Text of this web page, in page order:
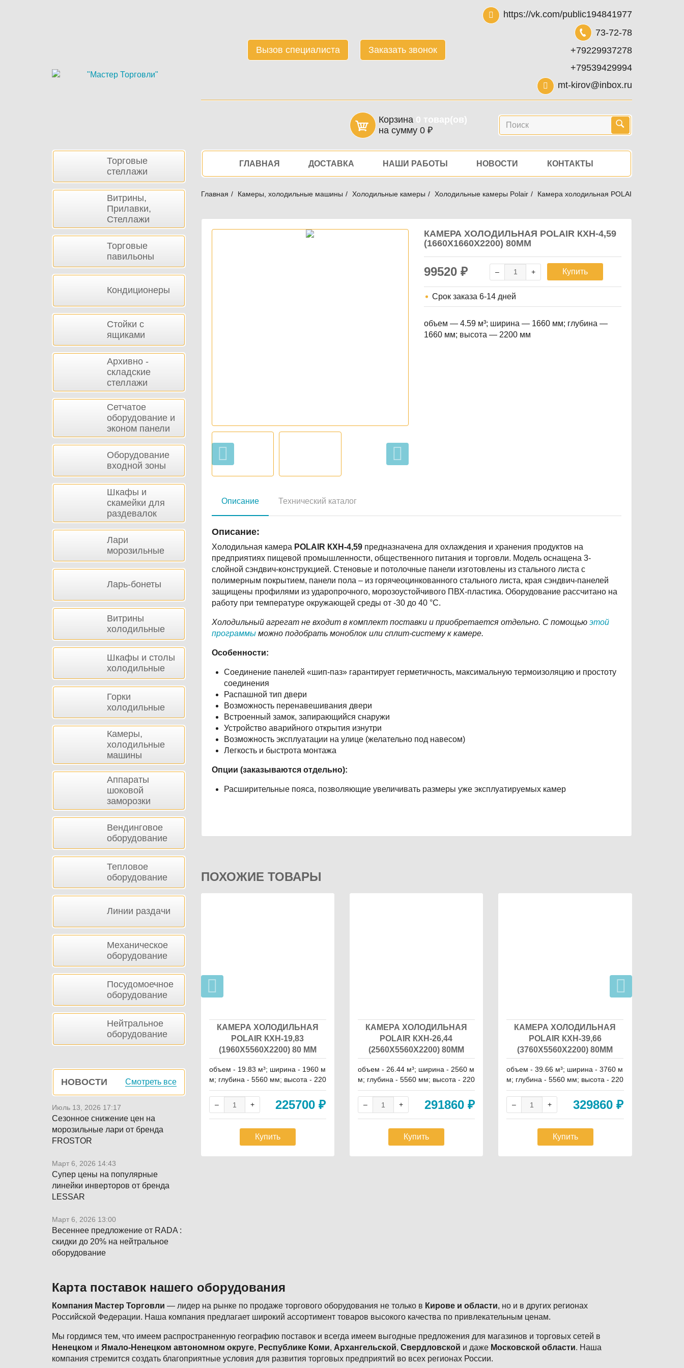
Вызов специалиста Заказать звонок
https://vk.com/public194841977
73-72-78
+79229937278
+79539429994
mt-kirov@inbox.ru
Корзина 0 товар(ов)
на сумму 0 ₽
Поиск
НавигацияГЛАВНАЯ ДОСТАВКА НАШИ РАБОТЫ НОВОСТИ КОНТАКТЫ
Главная Камеры, холодильные машины Холодильные камеры Холодильные камеры Polair Камера холодильная POLAIR КХН-4,59
КАМЕРА ХОЛОДИЛЬНАЯ POLAIR КХН-4,59
(1660Х1660Х2200) 80ММ
99520₽ Купить
Срок заказа6-14 дней
объем — 4.59 м³; ширина — 1660 мм; глубина —
1660 мм; высота — 2200 мм
Описание Технический каталог
Описание:
Холодильная камера POLAIR КХН-4,59предназначена для охлаждения и хранения продуктов на
предприятиях пищевой промышленности, общественного питания и торговли. Модель оснащена 3-
слойной сэндвич-конструкцией. Стеновые и потолочные панели изготовлены из стального листа с
полимерным покрытием, панели пола – из горячеоцинкованного стального листа, края сэндвич-панелей
защищены профилями из ударопрочного, морозоустойчивого ПВХ-пластика. Оборудование рассчитано на
работу при температуре окружающей среды от -30 до 40 °С.
Холодильный агрегат не входит в комплект поставки и приобретается отдельно. С помощью этой
программыможно подобрать моноблок или сплит-систему к камере.
Особенности:
Соединение панелей «шип-паз» гарантирует герметичность, максимальную термоизоляцию и простоту
соединения
Распашной тип двери
Возможность перенавешивания двери
Встроенный замок, запирающийся снаружи
Устройство аварийного открытия изнутри
Возможность эксплуатации на улице (желательно под навесом)
Легкость и быстрота монтажа
Опции (заказываются отдельно):
Расширительные пояса, позволяющие увеличивать размеры уже эксплуатируемых камер
ПОХОЖИЕ ТОВАРЫ
КАМЕРА ХОЛОДИЛЬНАЯ
POLAIR КХН-19,83
(1960Х5560Х2200) 80 ММ
объем - 19.83 м³; ширина - 1960 м
м; глубина - 5560 мм; высота - 220
0 мм
225700₽
Купить
КАМЕРА ХОЛОДИЛЬНАЯ
POLAIR КХН-26,44
(2560Х5560Х2200) 80ММ
объем - 26.44 м³; ширина - 2560 м
м; глубина - 5560 мм; высота - 220
0 мм
291860 ₽
Купить
КАМЕРА ХОЛОДИЛЬНАЯ
POLAIR КХН-39,66
(3760Х5560Х2200) 80ММ
объем - 39.66 м³; ширина - 3760 м
м; глубина - 5560 мм; высота - 220
0 мм л
329860₽
Купить
Боковая Торговые
стеллажи
Витрины,
Прилавки,
Стеллажи
Торговые
павильоны
Кондиционеры
Стойки с
ящиками
Архивно -
складские
стеллажи
Сетчатое
оборудование и
эконом панели
Оборудование
входной зоны
Шкафы и
скамейки для
раздевалок
Лари
морозильные
Ларь-бонеты
Витрины
холодильные
Шкафы и столы
холодильные
Горки
холодильные
Камеры,
холодильные
машины
Аппараты
шоковой
заморозки
Вендинговое
оборудование
Тепловое
оборудование
Линии раздачи
Механическое
оборудование
Посудомоечное
оборудование
Нейтральное
оборудование
НОВОСТИ Смотреть все
Июль 13, 2026 17:17
Сезонное снижение цен на
морозильные лари от бренда
FROSTOR
Март 6, 2026 14:43
Супер цены на популярные
линейки инверторов от бренда
LESSAR
Март 6, 2026 13:00
Весеннее предложение от RADA :
скидки до 20% на нейтральное
оборудование
Карта поставок нашего оборудования
Компания Мастер Торговли — лидер на рынке по продаже торгового оборудования не только в Кирове и области, но и в других регионах
Российской Федерации. Наша компания предлагает широкий ассортимент товаров высокого качества по привлекательным ценам.
Мы гордимся тем, что имеем распространенную географию поставок и всегда имеем выгодные предложения для магазинов и торговых сетей в
Ненецком и Ямало-Ненецком автономном округе, Республике Коми, Архангельской, Свердловской и даже Московской области. Наша
компания стремится создать благоприятные условия для развития торговых предприятий во всех регионах России.